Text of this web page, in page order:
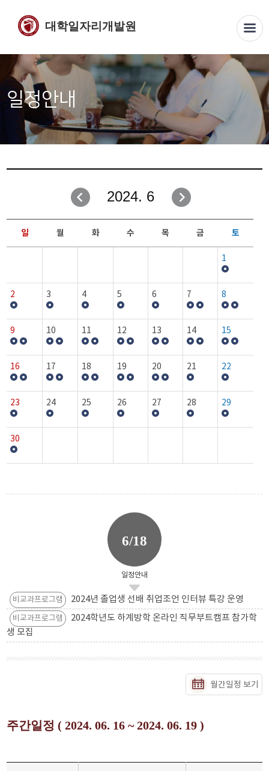
대학일자리개발원
일정안내
2024. 6
일 월 화 수 목 금 토
1
2 3 4 5 6 7 8
9 10 11 12 13 14 15
16 17 18 19 20 21 22
23 24 25 26 27 28 29
30
6/18
일정안내
비교과프로그램 2024년 졸업생 선배 취업조언 인터뷰 특강 운영
비교과프로그램
2024학년도 하계방학 온라인 직무부트캠프 참가학
생 모집
월간일정 보기
주간일정 ( 2024. 06. 16 ~ 2024. 06. 19 )